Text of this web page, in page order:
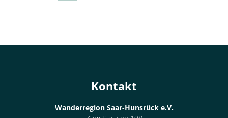
Kontakt
Wanderregion Saar-Hunsrück e.V.